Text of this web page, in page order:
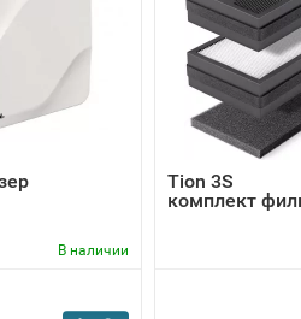
в квартире требует
сотрудники нашего
в квартире составляет
для квартиры или офиса.
В наличии
Tion 3S
комплект